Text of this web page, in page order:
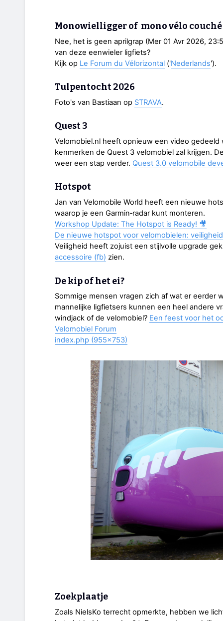
Monowielligger of mono vélo couché
Nee, het is geen aprilgrap (Mer 01 Avr 2026,
van deze eenwieler ligfiets?
Kijk op Le Forum du Vélorizontal ('Nederlands').
Tulpentocht 2026
Foto's van Bastiaan op STRAVA.
Quest 3
Velomobiel.nl heeft opnieuw een video
kenmerken de Quest 3 velomobiel zal krijgen.
weer een stap verder. Quest 3.0 velomobile
Hotspot
Jan van Velomobile World heeft een nieuwe
waarop je een Garmin‑radar kunt monteren.
Workshop Update: The Hotspot is Ready! 🎥
De nieuwe hotspot voor velomobielen:
Veiligheid heeft zojuist een stijlvolle upgrade
accessoire (fb) zien.
De kip of het ei?
Sommige mensen vragen zich af wat er eerder
mannelijke ligfietsers kunnen een heel andere
windjack of de velomobiel? Een feest voor het
Velomobiel Forum
index.php (955×753)
Zoekplaatje
Zoals NielsKo terrecht opmerkte, hebben we